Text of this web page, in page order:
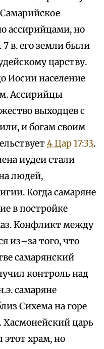
ассирийцами, но
в. его земли были
царству.
Иосии население
Ассирийцы
выходцев с
и богам своим
4 Цар 17:33.
иудеи стали
людей,
Когда самаряне
в постройке
Конфликт между
из–за того, что
самарянский
контроль над
самаряне
Сихема на горе
Хасмонейский царь
храм, но